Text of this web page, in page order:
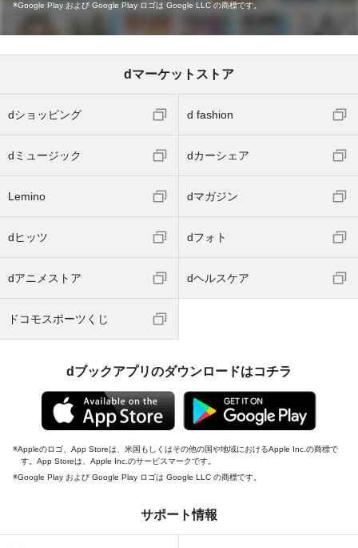
Google Play および Google Play ロゴは Google LLC の商標です。
dマーケットストア
dショッピング d fashion
dミュージック dカーシェア
Lemino dマガジン
dヒッツ dフォト
dアニメストア dヘルスケア
ドコモスポーツくじ
dブックアプリのダウンロードはコチラ
Appleのロゴ、App Storeは、米国もしくはその他の国や地域におけるApple Inc.の商標で
す。App Storeは、Apple Inc.のサービスマークです。
Google Play および Google Play ロゴは Google LLC の商標です。
サポート情報